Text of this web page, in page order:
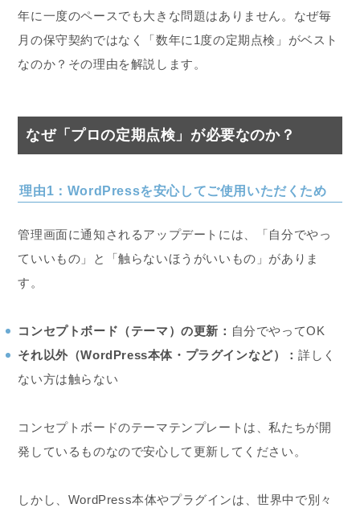
年に一度のペースでも大きな問題はありません。なぜ毎
月の保守契約ではなく「数年に1度の定期点検」がベスト
なのか？その理由を解説します。
なぜ「プロの定期点検」が必要なのか？
理由1：WordPressを安心してご使用いただくため
管理画面に通知されるアップデートには、「自分でやっ
ていいもの」と「触らないほうがいいもの」がありま
す。
コンセプトボード（テーマ）の更新： 自分でやってOK
それ以外（WordPress本体・プラグインなど）：詳しく
ない方は触らない
コンセプトボードのテーマテンプレートは、私たちが開
発しているものなので安心して更新してください。
しかし、WordPress本体やプラグインは、世界中で別々